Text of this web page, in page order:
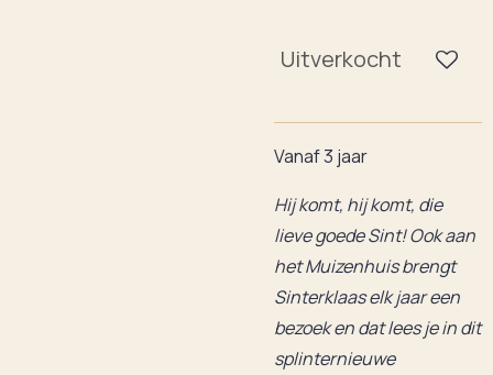
Uitverkocht
Vanaf 3 jaar
Hij komt, hij komt, die
lieve goede Sint! Ook aan
het Muizenhuis brengt
Sinterklaas elk jaar een
bezoek en dat lees je in dit
splinternieuwe